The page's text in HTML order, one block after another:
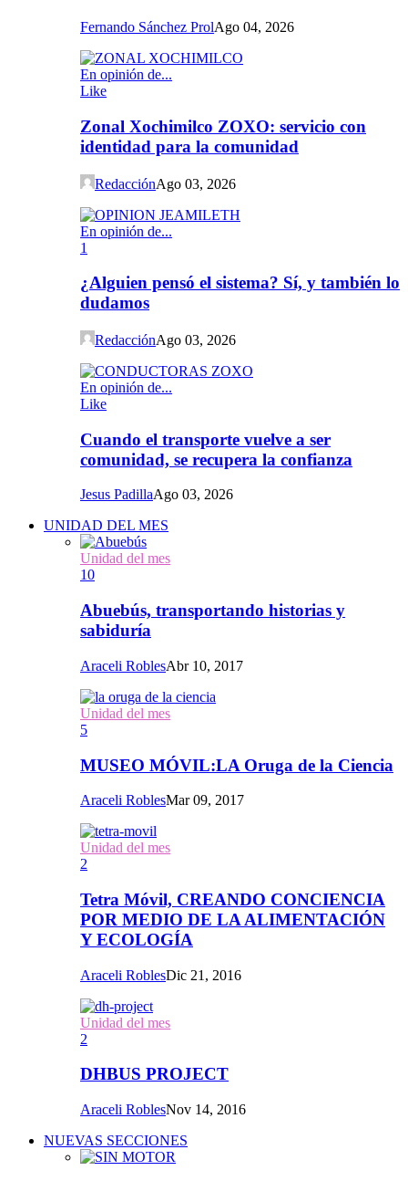
Fernando Sánchez ProlAgo 04, 2026
En opinión de...
Like
Zonal Xochimilco ZOXO: servicio con
identidad para la comunidad
RedacciónAgo 03, 2026
En opinión de...
1
¿Alguien pensó el sistema? Sí, y también lo
dudamos
RedacciónAgo 03, 2026
En opinión de...
Like
Cuando el transporte vuelve a ser
comunidad, se recupera la confianza
Jesus PadillaAgo 03, 2026
UNIDAD DEL MES
Unidad del mes
10
Abuebús, transportando historias y
sabiduría
Araceli RoblesAbr 10, 2017
Unidad del mes
5
MUSEO MÓVIL:LA Oruga de la Ciencia
Araceli RoblesMar 09, 2017
Unidad del mes
2
Tetra Móvil, CREANDO CONCIENCIA
POR MEDIO DE LA ALIMENTACIÓN
Y ECOLOGÍA
Araceli RoblesDic 21, 2016
Unidad del mes
2
DHBUS PROJECT
Araceli RoblesNov 14, 2016
NUEVAS SECCIONES